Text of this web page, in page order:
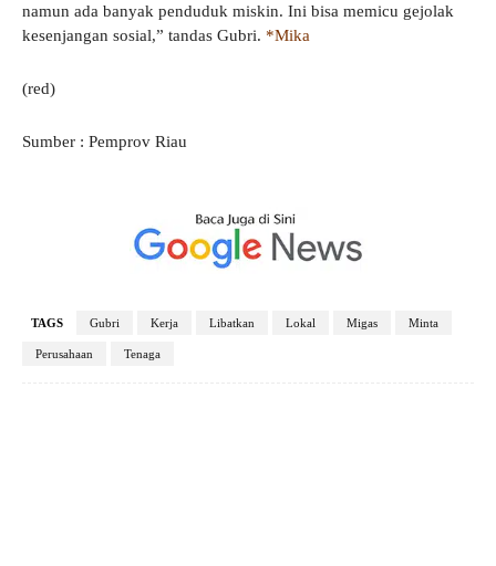
namun ada banyak penduduk miskin. Ini bisa memicu gejolak
kesenjangan sosial,” tandas Gubri. *Mika
(red)
Sumber : Pemprov Riau
TAGS Gubri Kerja Libatkan Lokal Migas Minta
Perusahaan Tenaga